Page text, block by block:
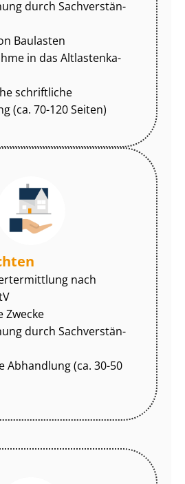
durch Sach­ver­stän­
Baulasten
in das Alt­las­ten­ka­
schriftliche
(ca. 70-120 Seiten)
nach
Zwecke
durch Sach­ver­stän­
Abhandlung (ca. 30-50